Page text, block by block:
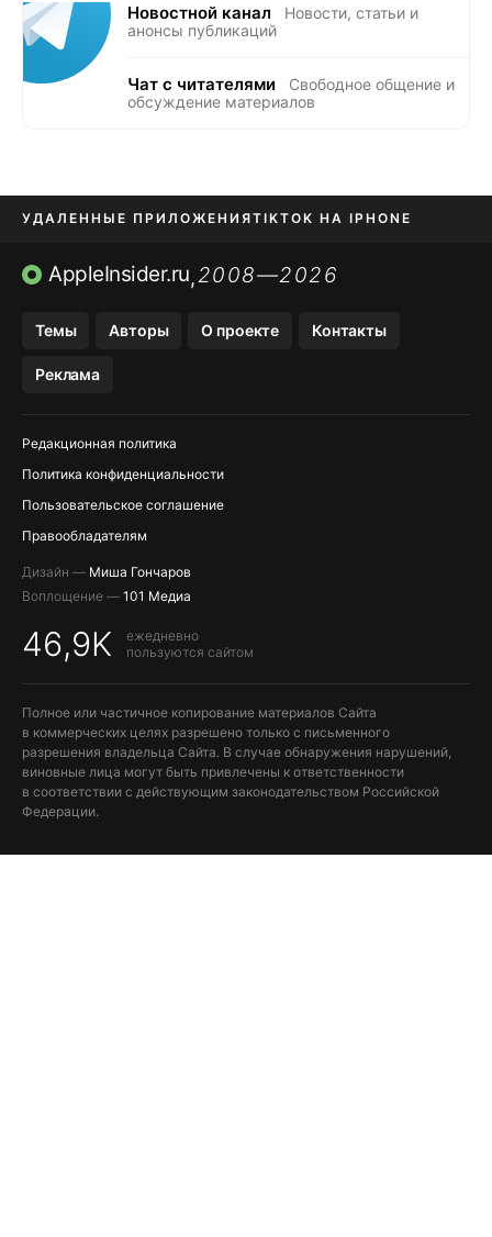
Новостной канал
Новости, статьи и
анонсы публикаций
Чат с читателями
Свободное общение и
обсуждение материалов
УДАЛЕННЫЕ ПРИЛОЖЕНИЯTIKTOK НА IPHONE
ПРИЛОЖЕНИЯ БЕЗ APP STORE
AppleInsider.ru,2008—2026
Темы Авторы О проекте Контакты
Реклама
Редакционная политика
Политика конфиденциальности
Пользовательское соглашение
Правообладателям
Дизайн — Миша Гончаров
Воплощение — 101 Медиа
46,9K
ежедневно
пользуются сайтом
Полное или частичное копирование материалов Сайта
в коммерческих целях разрешено только с письменного
разрешения владельца Сайта. В случае обнаружения нарушений,
виновные лица могут быть привлечены к ответственности
в соответствии с действующим законодательством Российской
Федерации.